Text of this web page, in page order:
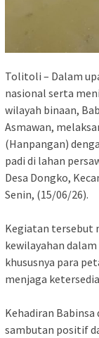
Tolitoli – Dalam
nasional serta
wilayah binaan,
Asmawan,
(Hanpangan)
padi di lahan
Desa Dongko,
Senin, (15/06/26).
Kegiatan tersebut
kewilayahan
khususnya para
menjaga
Kehadiran
sambutan positif